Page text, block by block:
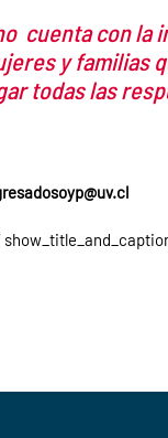
cuenta con la
y familias
todas las